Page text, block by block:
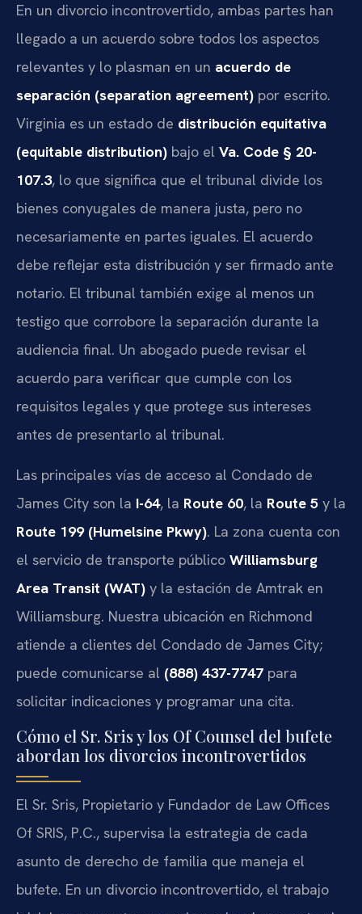
En un divorcio incontrovertido, ambas partes han
llegado a un acuerdo sobre todos los aspectos
relevantes y lo plasman en un acuerdo de
separación (separation agreement) por escrito.
Virginia es un estado de distribución equitativa
(equitable distribution) bajo el Va. Code § 20-
107.3, lo que significa que el tribunal divide los
bienes conyugales de manera justa, pero no
necesariamente en partes iguales. El acuerdo
debe reflejar esta distribución y ser firmado ante
notario. El tribunal también exige al menos un
testigo que corrobore la separación durante la
audiencia final. Un abogado puede revisar el
acuerdo para verificar que cumple con los
requisitos legales y que protege sus intereses
antes de presentarlo al tribunal.
Las principales vías de acceso al Condado de
James City son la I-64, la Route 60, la Route 5 y la
Route 199 (Humelsine Pkwy). La zona cuenta con
el servicio de transporte público Williamsburg
Area Transit (WAT) y la estación de Amtrak en
Williamsburg. Nuestra ubicación en Richmond
atiende a clientes del Condado de James City;
puede comunicarse al (888) 437-7747 para
solicitar indicaciones y programar una cita.
Cómo el Sr. Sris y los Of Counsel del bufete
abordan los divorcios incontrovertidos
El Sr. Sris, Propietario y Fundador de Law Offices
Of SRIS, P.C., supervisa la estrategia de cada
asunto de derecho de familia que maneja el
bufete. En un divorcio incontrovertido, el trabajo